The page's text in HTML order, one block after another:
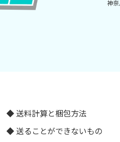
神
送料計算と梱包方法
送ることができないもの